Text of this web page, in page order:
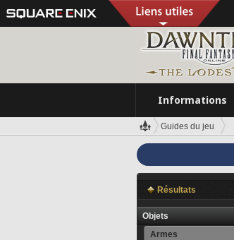
Informations
Guides du jeu
Résultats
Objets
Armes